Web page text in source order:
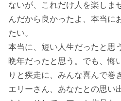
ないが、これだけ人を楽しま
んだから良かったよ、本当に
たい。
本当に、短い人生だったと思
晩年だったと思う。でも、悔
りと疾走に、みんな喜んで巻
エリーさん、あなたとの思い